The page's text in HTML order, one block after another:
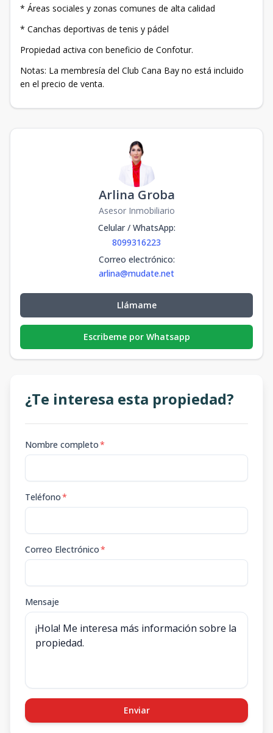
* Áreas sociales y zonas comunes de alta calidad
* Canchas deportivas de tenis y pádel
Propiedad activa con beneficio de Confotur.
Notas: La membresía del Club Cana Bay no está incluido
en el precio de venta.
Arlina Groba
Asesor Inmobiliario
Celular / WhatsApp:
8099316223
Correo electrónico:
arlina@mudate.net
Llámame
Escribeme por Whatsapp
¿Te interesa esta propiedad?
Nombre completo*
Teléfono*
Correo Electrónico*
Mensaje
Enviar